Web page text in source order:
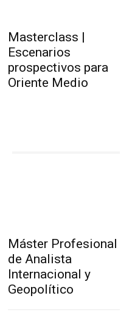
Masterclass |
Escenarios
prospectivos para
Oriente Medio
Máster Profesional
de Analista
Internacional y
Geopolítico